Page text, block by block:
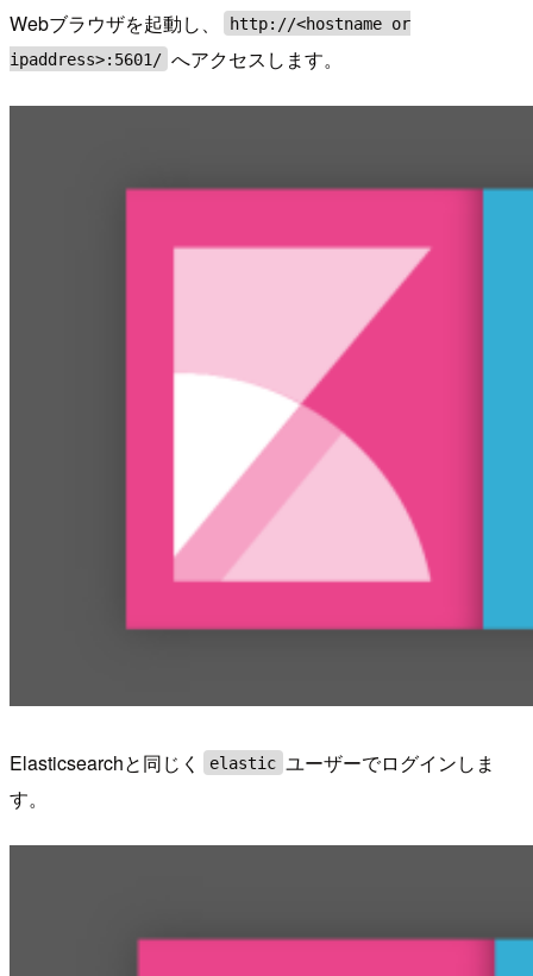
Webブラウザを起動し、
http://<hostname or
ipaddress>:5601/ へアクセスします。
Elasticsearchと同じく elastic ユーザーでログインしま
す。